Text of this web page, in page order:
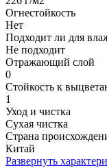
Огнестойкость
Нет
Подходит ли для
Не подходит
Отражающий слой
0
Стойкость к
1
Уход и чистка
Сухая чистка
Страна
Китай
Развернуть